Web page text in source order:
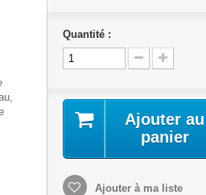
Quantité :
Ajouter au
panier
Ajouter à ma liste